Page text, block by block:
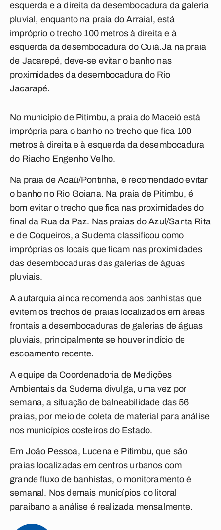
esquerda e a direita da desembocadura da galeria
pluvial, enquanto na praia do Arraial, está
impróprio o trecho 100 metros à direita e à
esquerda da desembocadura do Cuiá.Já na praia
de Jacarepé, deve-se evitar o banho nas
proximidades da desembocadura do Rio
Jacarapé.
No município de Pitimbu, a praia do Maceió está
imprópria para o banho no trecho que fica 100
metros à direita e à esquerda da desembocadura
do Riacho Engenho Velho.
Na praia de Acaú/Pontinha, é recomendado evitar
o banho no Rio Goiana. Na praia de Pitimbu, é
bom evitar o trecho que fica nas proximidades do
final da Rua da Paz. Nas praias do Azul/Santa Rita
e de Coqueiros, a Sudema classificou como
impróprias os locais que ficam nas proximidades
das desembocaduras das galerias de águas
pluviais.
A autarquia ainda recomenda aos banhistas que
evitem os trechos de praias localizados em áreas
frontais a desembocaduras de galerias de águas
pluviais, principalmente se houver indício de
escoamento recente.
A equipe da Coordenadoria de Medições
Ambientais da Sudema divulga, uma vez por
semana, a situação de balneabilidade das 56
praias, por meio de coleta de material para análise
nos municípios costeiros do Estado.
Em João Pessoa, Lucena e Pitimbu, que são
praias localizadas em centros urbanos com
grande fluxo de banhistas, o monitoramento é
semanal. Nos demais municípios do litoral
paraibano a análise é realizada mensalmente.